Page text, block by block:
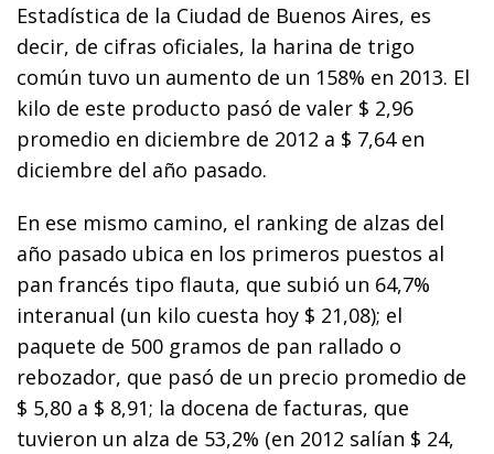
Estadística de la Ciudad de Buenos Aires, es
decir, de cifras oficiales, la harina de trigo
común tuvo un aumento de un 158% en 2013. El
kilo de este producto pasó de valer $ 2,96
promedio en diciembre de 2012 a $ 7,64 en
diciembre del año pasado.
En ese mismo camino, el ranking de alzas del
año pasado ubica en los primeros puestos al
pan francés tipo flauta, que subió un 64,7%
interanual (un kilo cuesta hoy $ 21,08); el
paquete de 500 gramos de pan rallado o
rebozador, que pasó de un precio promedio de
$ 5,80 a $ 8,91; la docena de facturas, que
tuvieron un alza de 53,2% (en 2012 salían $ 24,